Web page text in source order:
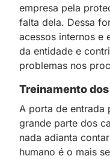
empresa pela
falta dela. Dessa
acessos internos e
da entidade e
problemas nos
Treinamento
A porta de entrada
grande parte dos
nada adianta
humano é o mais